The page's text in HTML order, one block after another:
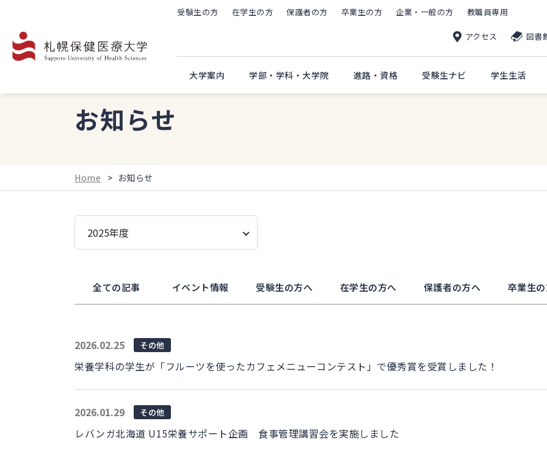
大学案内 学部・学科・大学院 進路・資格 受験生ナビ 学生生活
受験生の方 在学生の方 保護者の方 卒業生の方 企業・一般の方 教職員専用
アクセス 図書
お知らせ
Home > お知らせ
全ての記事 イベント情報 受験生の方へ 在学生の方へ 保護者の方へ 卒業生
2026.02.25 その他
栄養学科の学生が「フルーツを使ったカフェメニューコンテスト」で優秀賞を受賞しました！
2026.01.29 その他
レバンガ北海道 U15栄養サポート企画 食事管理講習会を実施しました